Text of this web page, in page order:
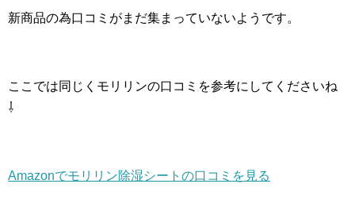
新商品の為口コミがまだ集まっていないようです。
ここでは同じくモリリンの口コミを参考にしてくださいね
⇩
Amazonでモリリン除湿シートの口コミを見る